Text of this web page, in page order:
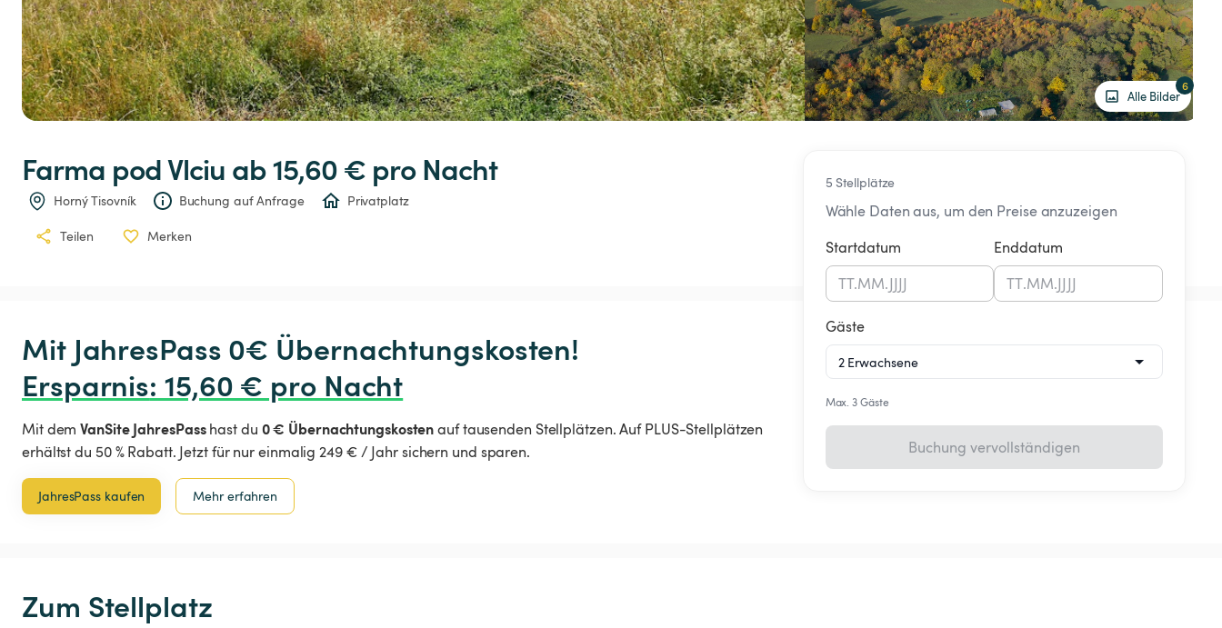
Alle Bilder
6
Farma podVlciu ab 15,60 € pro Nacht
Horný Tisovník Buchung auf Anfrage Privatplatz
Teilen Merken
5 Stellplätze
Wähle Daten aus, um den Preise anzuzeigen
Startdatum
TT.MM.JJJJ
Enddatum
TT.MM.JJJJ
Gäste
Max. 3 Gäste
Buchung vervollständigen
Ersparnis: 15,60 € pro Nacht
Mit demVanSite JahresPasshast du 0 € Übernachtungskostenauf tausenden Stellplätzen. Auf PLUS-Stellplätzen
erhältst du 50 % Rabatt. Jetzt für nur einmalig 249 € / Jahr sichern und sparen.
JahresPass kaufen Mehr erfahren
Zum Stellplatz